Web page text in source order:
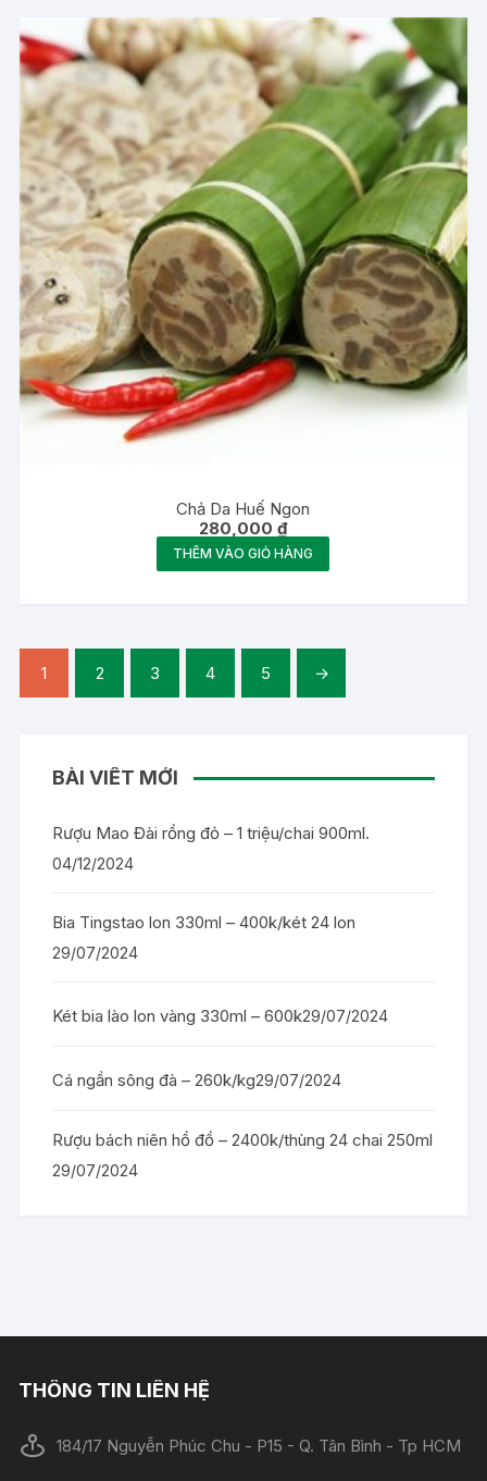
Chả Da Huế Ngon
280,000₫
THÊM VÀO GIỎ HÀNG
1 2 3 4 5 →
BÀI VIẾT MỚI
Rượu Mao Đài rồng đỏ – 1 triệu/chai 900ml.
04/12/2024
Bia Tingstao lon 330ml – 400k/két 24 lon
29/07/2024
Két bia lào lon vàng 330ml – 600k29/07/2024
Cá ngần sông đà – 260k/kg29/07/2024
Rượu bách niên hồ đồ – 2400k/thùng 24 chai 250ml
29/07/2024
THÔNG TIN LIÊN HỆ
184/17 Nguyễn Phúc Chu - P15 - Q. Tân Bình - Tp HCM